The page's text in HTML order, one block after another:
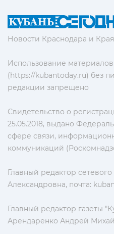
Новости Краснодара и Края
Использование
(https://kubantoday.ru) без
редакции запрещено
Свидетельство о
25.05.2018, выдано
сфере связи,
коммуникаций
Главный редактор
Александровна, почта:
Главный редактор газеты
Арендаренко Андрей